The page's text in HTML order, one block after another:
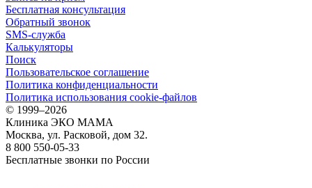
Бесплатная консультация
Обратный звонок
SMS-служба
Калькуляторы
Поиск
Пользовательское соглашение
Политика конфиденциальности
Политика использования cookie-файлов
© 1999–2026
Клиника ЭКО МАМА
Москва, ул. Расковой, дом 32.
8 800 550-05-33
Бесплатные звонки по России